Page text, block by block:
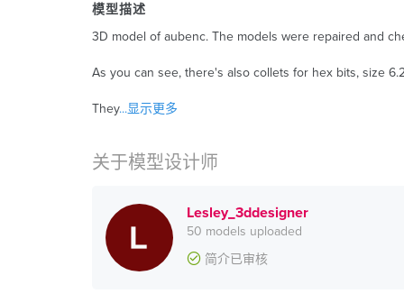
模型描述
3D model of aubenc. The models were repaired and
As you can see, there's also collets for hex bits, size
They...显示更多
关于模型设计师
Lesley_3ddesigner
50 models uploaded
简介已审核